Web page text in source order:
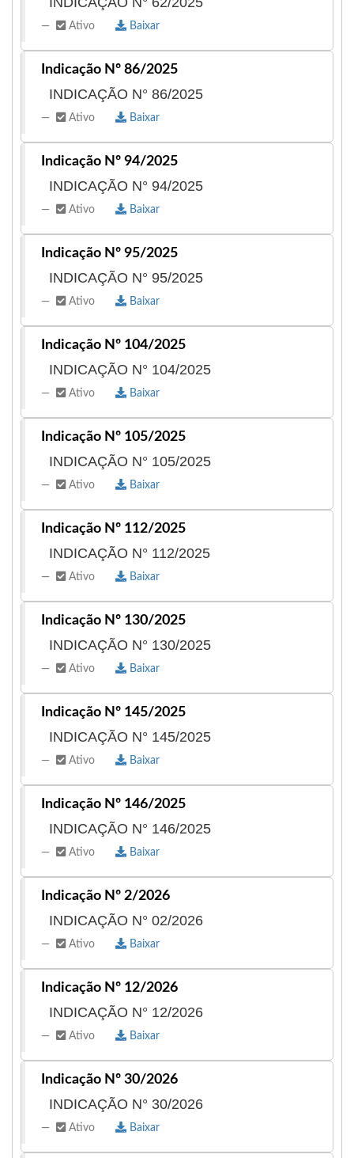
Ativo Baixar
Indicação Nº 86/2025
INDICAÇÃO N° 86/2025
Ativo Baixar
Indicação Nº 94/2025
INDICAÇÃO N° 94/2025
Ativo Baixar
Indicação Nº 95/2025
INDICAÇÃO N° 95/2025
Ativo Baixar
Indicação Nº 104/2025
INDICAÇÃO N° 104/2025
Ativo Baixar
Indicação Nº 105/2025
INDICAÇÃO N° 105/2025
Ativo Baixar
Indicação Nº 112/2025
INDICAÇÃO N° 112/2025
Ativo Baixar
Indicação Nº 130/2025
INDICAÇÃO N° 130/2025
Ativo Baixar
Indicação Nº 145/2025
INDICAÇÃO N° 145/2025
Ativo Baixar
Indicação Nº 146/2025
INDICAÇÃO N° 146/2025
Ativo Baixar
Indicação Nº 2/2026
INDICAÇÃO N° 02/2026
Ativo Baixar
Indicação Nº 12/2026
INDICAÇÃO N° 12/2026
Ativo Baixar
Indicação Nº 30/2026
INDICAÇÃO N° 30/2026
Ativo Baixar